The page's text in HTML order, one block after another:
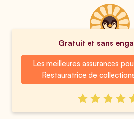
Gratuit et sans
Les meilleures assurances
Restauratrice de